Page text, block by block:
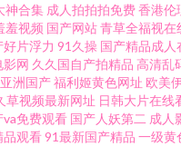
一本 91黄色传媒视频 AV日韩另类
碰 91视频www 东方成人影库AV
激情五月网熟女 青青草原社区
神合集 成人拍拍拍免费香港伦
羞视频 国产网站青草全福视在
好片浮力 91久操 国产精品成人
影网 久久国自产拍精品 高清乱
洲国产福利姬黄色网址 欧美
草视频最新网址 日韩大片在线
va免费观看 国产人妖第二 成人
品观看91最新国产精品 一级黄